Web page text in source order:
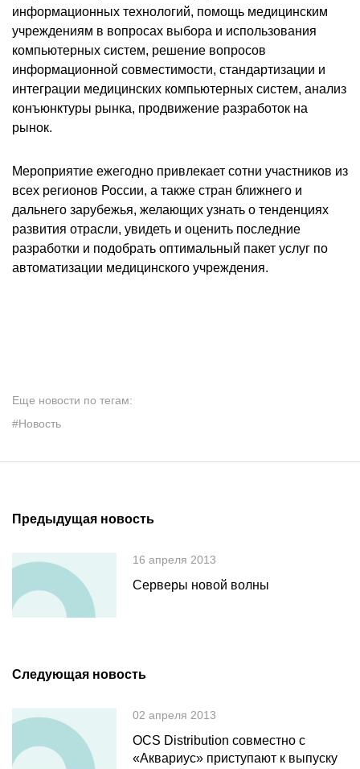
информационных технологий, помощь медицинским
учреждениям в вопросах выбора и использования
компьютерных систем, решение вопросов
информационной совместимости, стандартизации и
интеграции медицинских компьютерных систем, анализ
конъюнктуры рынка, продвижение разработок на
рынок.
Мероприятие ежегодно привлекает сотни участников из
всех регионов России, а также стран ближнего и
дальнего зарубежья, желающих узнать о тенденциях
развития отрасли, увидеть и оценить последние
разработки и подобрать оптимальный пакет услуг по
автоматизации медицинского учреждения.
Еще новости по тегам:
#Новость
Предыдущая новость
16 апреля 2013
Серверы новой волны
Следующая новость
02 апреля 2013
OCS Distribution совместно с
«Аквариус» приступают к выпуску